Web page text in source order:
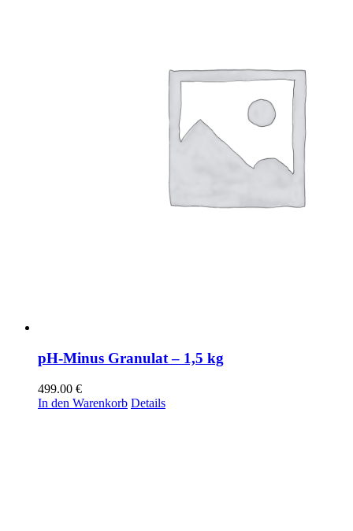
pH-Minus Granulat – 1,5 kg
499.00 €
In den Warenkorb Details